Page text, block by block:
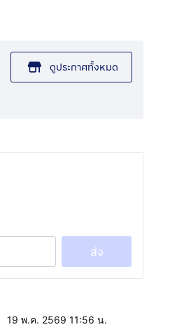
ดูประกาศทั้งหมด
ส่ง
19 พ.ค. 2569 11:56 น.